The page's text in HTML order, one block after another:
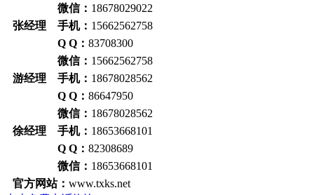
微信： 18678029022
张经理 手机： 15662562758
Q Q： 83708300
微信： 15662562758
游经理 手机： 18678028562
Q Q： 86647950
微信： 18678028562
徐经理 手机： 18653668101
Q Q： 82308689
微信： 18653668101
官方网站： www.txks.net